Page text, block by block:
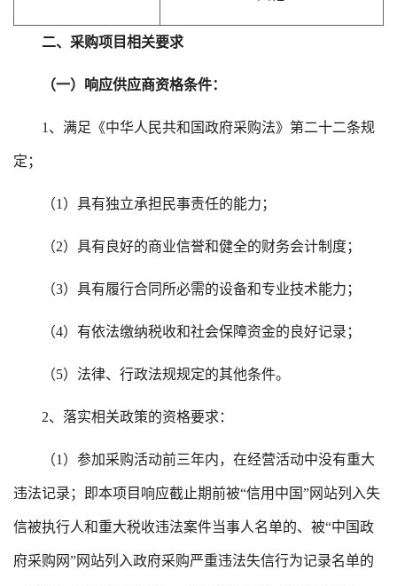
二、采购项目相关要求
（一）响应供应商资格条件：
1、满足《中华人民共和国政府采购法》第二十二条规
定；
（1）具有独立承担民事责任的能力；
（2）具有良好的商业信誉和健全的财务会计制度；
（3）具有履行合同所必需的设备和专业技术能力；
（4）有依法缴纳税收和社会保障资金的良好记录；
（5）法律、行政法规规定的其他条件。
2、落实相关政策的资格要求：
（1）参加采购活动前三年内，在经营活动中没有重大
违法记录；即本项目响应截止期前被“信用中国”网站列入失
信被执行人和重大税收违法案件当事人名单的、被“中国政
府采购网”网站列入政府采购严重违法失信行为记录名单的